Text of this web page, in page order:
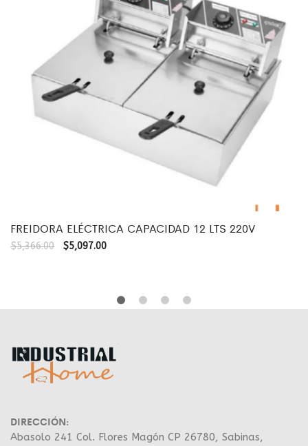
FREIDORA ELÉCTRICA CAPACIDAD 12 LTS 220V
$5,366.00 $5,097.00
DIRECCIÓN:
Abasolo 241 Col. Flores Magón CP 26780, Sabinas,